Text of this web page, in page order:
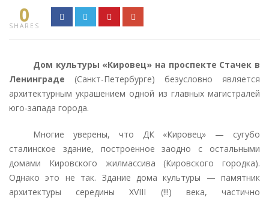
0
SHARES
Дом культуры «Кировец» на проспекте Стачек в
Ленинграде (Санкт-Петербурге) безусловно является
архитектурным украшением одной из главных магистралей
юго-запада города.
Многие уверены, что ДК «Кировец» — сугубо
сталинское здание, построенное заодно с остальными
домами Кировского жилмассива (Кировского городка).
Однако это не так. Здание дома культуры — памятник
архитектуры середины XVIII (!!!) века, частично